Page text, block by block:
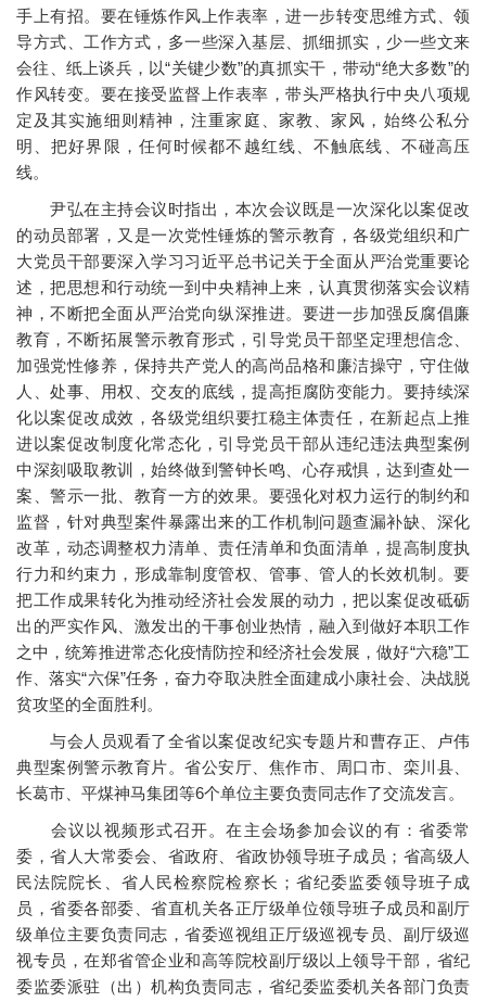
手上有招。要在锤炼作风上作表率，进一步转变思维方式、领
导方式、工作方式，多一些深入基层、抓细抓实，少一些文来
会往、纸上谈兵，以“关键少数”的真抓实干，带动“绝大多数”的
作风转变。要在接受监督上作表率，带头严格执行中央八项规
定及其实施细则精神，注重家庭、家教、家风，始终公私分
明、把好界限，任何时候都不越红线、不触底线、不碰高压
线。
尹弘在主持会议时指出，本次会议既是一次深化以案促改
的动员部署，又是一次党性锤炼的警示教育，各级党组织和广
大党员干部要深入学习习近平总书记关于全面从严治党重要论
述，把思想和行动统一到中央精神上来，认真贯彻落实会议精
神，不断把全面从严治党向纵深推进。要进一步加强反腐倡廉
教育，不断拓展警示教育形式，引导党员干部坚定理想信念、
加强党性修养，保持共产党人的高尚品格和廉洁操守，守住做
人、处事、用权、交友的底线，提高拒腐防变能力。要持续深
化以案促改成效，各级党组织要扛稳主体责任，在新起点上推
进以案促改制度化常态化，引导党员干部从违纪违法典型案例
中深刻吸取教训，始终做到警钟长鸣、心存戒惧，达到查处一
案、警示一批、教育一方的效果。要强化对权力运行的制约和
监督，针对典型案件暴露出来的工作机制问题查漏补缺、深化
改革，动态调整权力清单、责任清单和负面清单，提高制度执
行力和约束力，形成靠制度管权、管事、管人的长效机制。要
把工作成果转化为推动经济社会发展的动力，把以案促改砥砺
出的严实作风、激发出的干事创业热情，融入到做好本职工作
之中，统筹推进常态化疫情防控和经济社会发展，做好“六稳”工
作、落实“六保”任务，奋力夺取决胜全面建成小康社会、决战脱
贫攻坚的全面胜利。
与会人员观看了全省以案促改纪实专题片和曹存正、卢伟
典型案例警示教育片。省公安厅、焦作市、周口市、栾川县、
长葛市、平煤神马集团等6个单位主要负责同志作了交流发言。
会议以视频形式召开。在主会场参加会议的有：省委常
委，省人大常委会、省政府、省政协领导班子成员；省高级人
民法院院长、省人民检察院检察长；省纪委监委领导班子成
员，省委各部委、省直机关各正厅级单位领导班子成员和副厅
级单位主要负责同志，省委巡视组正厅级巡视专员、副厅级巡
视专员，在郑省管企业和高等院校副厅级以上领导干部，省纪
委监委派驻（出）机构负责同志，省纪委监委机关各部门负责